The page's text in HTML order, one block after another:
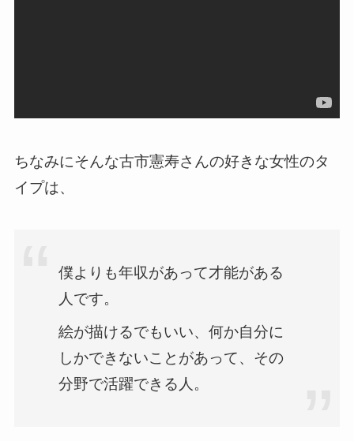
ちなみにそんな古市憲寿さんの好きな女性のタ
イプは、
僕よりも年収があって才能がある
人です。
絵が描けるでもいい、何か自分に
しかできないことがあって、その
分野で活躍できる人。